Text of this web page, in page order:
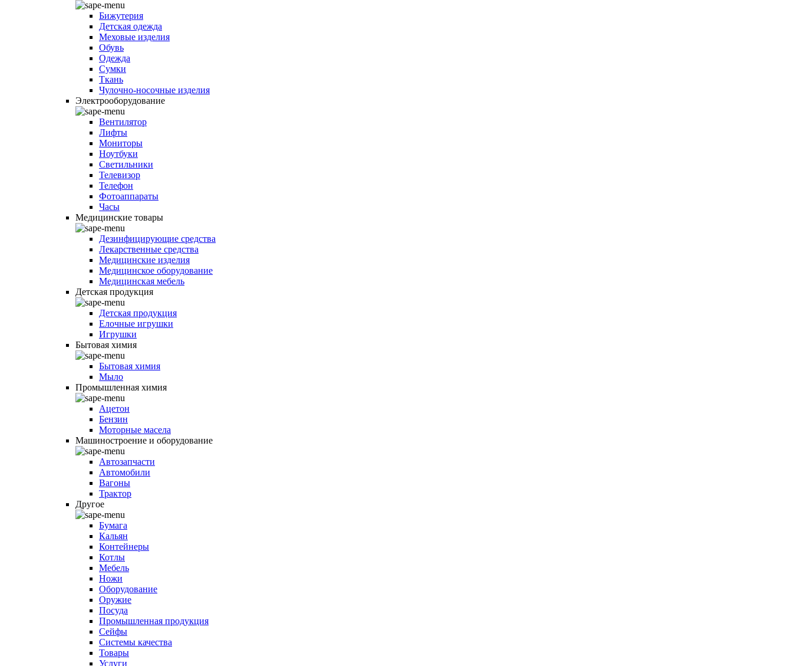
Бижутерия
Детская одежда
Меховые изделия
Обувь
Одежда
Сумки
Ткань
Чулочно-носочные изделия
Электрооборудование
Вентилятор
Лифты
Мониторы
Ноутбуки
Светильники
Телевизор
Телефон
Фотоаппараты
Часы
Медицинские товары
Дезинфицирующие средства
Лекарственные средства
Медицинские изделия
Медицинское оборудование
Медицинская мебель
Детская продукция
Детская продукция
Елочные игрушки
Игрушки
Бытовая химия
Бытовая химия
Мыло
Промышленная химия
Ацетон
Бензин
Моторные масела
Машиностроение и оборудование
Автозапчасти
Автомобили
Вагоны
Трактор
Другое
Бумага
Кальян
Контейнеры
Котлы
Мебель
Ножи
Оборудование
Оружие
Посуда
Промышленная продукция
Сейфы
Системы качества
Товары
Услуги